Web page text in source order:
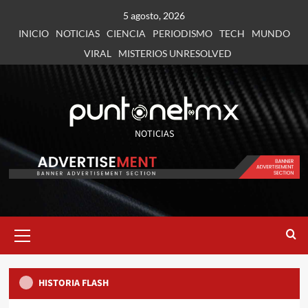
5 agosto, 2026
INICIO
NOTICIAS CIENCIA PERIODISMO TECH
MUNDO
VIRAL
MISTERIOS UNRESOLVED
NOTICIAS
HISTORIA FLASH
4
#Edomex CULTURA
En julio 6a edición del Festival Internacional de
las Luciérnagas 2026
#Edomex NOTICIAS POLÍTICA
Firman Convenio de Sueldos y Prestaciones 2026
para docentes mexiquenses